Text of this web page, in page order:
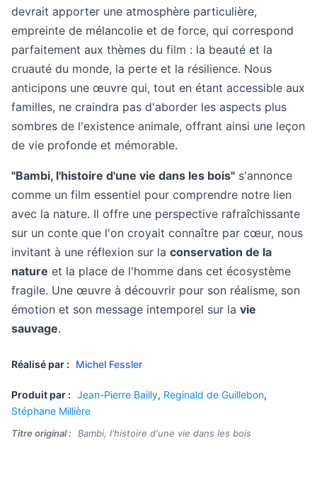
devrait apporter une atmosphère particulière,
empreinte de mélancolie et de force, qui correspond
parfaitement aux thèmes du film : la beauté et la
cruauté du monde, la perte et la résilience. Nous
anticipons une œuvre qui, tout en étant accessible aux
familles, ne craindra pas d'aborder les aspects plus
sombres de l'existence animale, offrant ainsi une leçon
de vie profonde et mémorable.
"Bambi, l'histoire d'une vie dans les bois" s'annonce
comme un film essentiel pour comprendre notre lien
avec la nature. Il offre une perspective rafraîchissante
sur un conte que l'on croyait connaître par cœur, nous
invitant à une réflexion sur la conservation de la
nature et la place de l'homme dans cet écosystème
fragile. Une œuvre à découvrir pour son réalisme, son
émotion et son message intemporel sur la vie
sauvage.
Réalisé par : Michel Fessler
Produit par : Jean-Pierre Bailly, Reginald de Guillebon,
Stéphane Millière
Titre original : Bambi, l'histoire d'une vie dans les bois